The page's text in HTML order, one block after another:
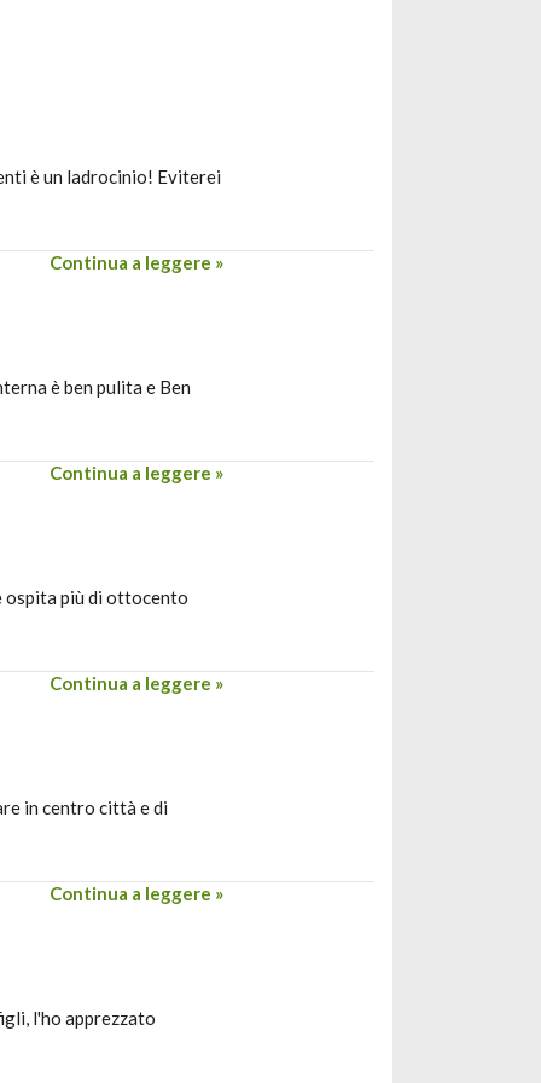
è un ladrocinio! Eviterei
Continua a leggere »
è ben pulita e Ben
Continua a leggere »
ospita più di ottocento
Continua a leggere »
in centro città e di
Continua a leggere »
l'ho apprezzato